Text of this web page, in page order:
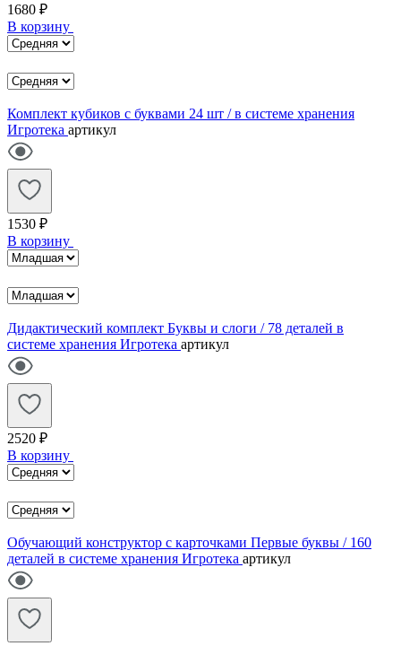
1680 ₽
В корзину
Комплект кубиков с буквами 24 шт / в системе хранения
Игротека артикул
1530 ₽
В корзину
Дидактический комплект Буквы и слоги / 78 деталей в
системе хранения Игротека артикул
2520 ₽
В корзину
Обучающий конструктор с карточками Первые буквы / 160
деталей в системе хранения Игротека артикул